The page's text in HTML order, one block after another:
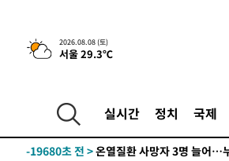
2026.08.08 (토)
서울 29.3℃
실시간 정치 국제
42.08%·宋 10.17%
-27950초 전 >이강인 "아틀레티코 이적 기
것"
-27885초 전 >[속보]與 당대표 경선, 제주·
-20929초 전 >
[속보]이강인 "감독님이 원
틀레티코 이적"
-20711초 전 >
-19680초 전 >온열질환 사망자 3명 늘어…